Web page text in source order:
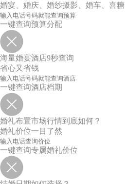
婚宴、婚庆、婚纱摄影、婚车、喜糖
一键查询预算分配
海量婚宴酒店9秒查询
省心又省钱
一键查询酒店档期
婚礼布置市场行情到底如何？
婚礼价位一目了然
一键查询专属婚礼价位